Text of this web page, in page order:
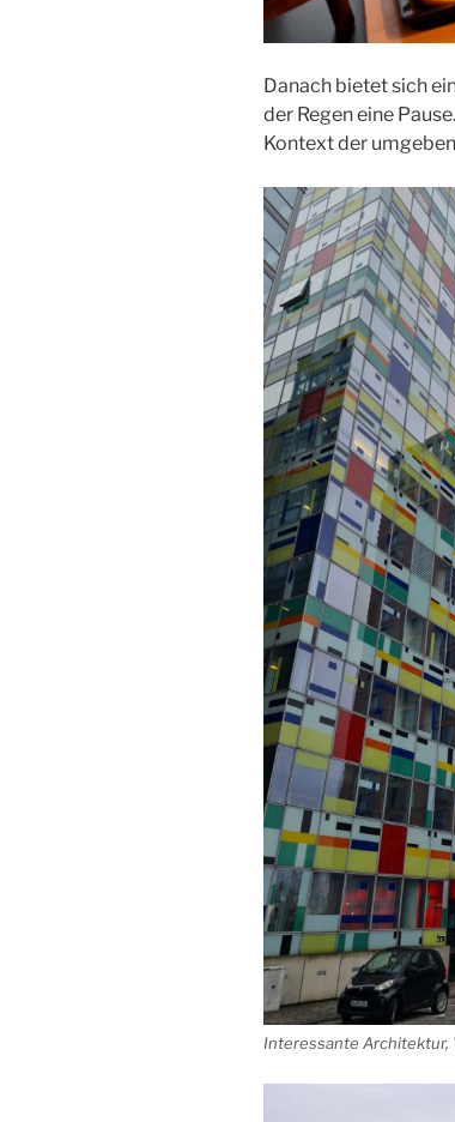
Danach bietet sich
der Regen eine
Kontext der
Interessante Architektur,